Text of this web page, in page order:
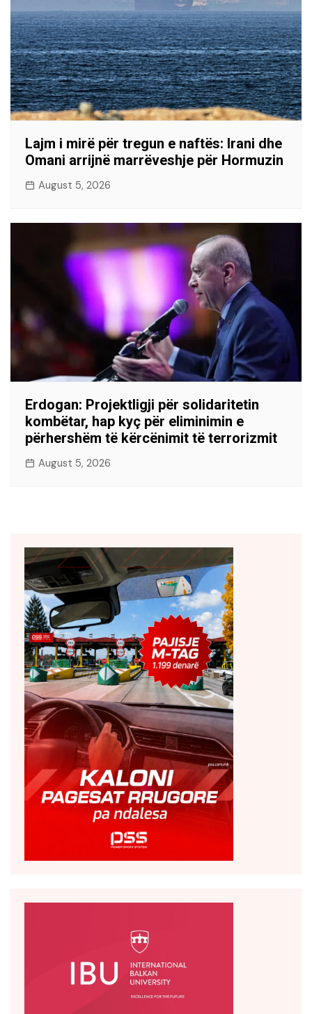
Lajm i mirë për tregun e naftës: Irani dhe
Omani arrijnë marrëveshje për Hormuzin
August 5, 2026
Erdogan: Projektligji për solidaritetin
kombëtar, hap kyç për eliminimin e
përhershëm të kërcënimit të terrorizmit
August 5, 2026